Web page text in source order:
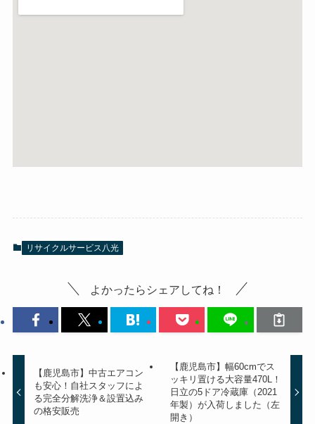
リサイクルサービス八光
よかったらシェアしてね！
【鹿児島市】中古エアコン
も安心！自社スタッフによ
る完全分解洗浄＆設置込み
の格安販売
【鹿児島市】幅60cmでス
ッキリ置ける大容量470L！
日立の5ドア冷蔵庫（2021
年製）が入荷しました（左
開き）